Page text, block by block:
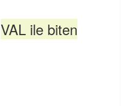
VAL ile biten